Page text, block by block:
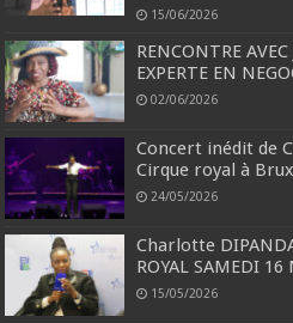
15/06/2026
RENCONTRE
EXPERTE EN
02/06/2026
Concert inédit de
Cirque royal à
24/05/2026
Charlotte
ROYAL SAMEDI 16
15/05/2026